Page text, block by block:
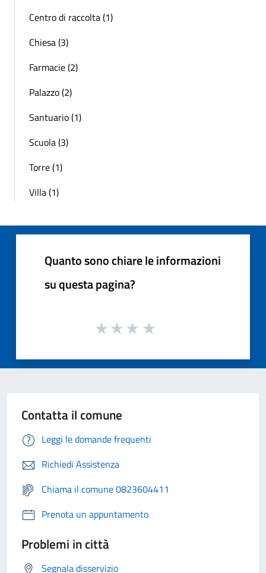
Centro di raccolta (1)
Chiesa (3)
Farmacie (2)
Palazzo (2)
Santuario (1)
Scuola (3)
Torre (1)
Villa (1)
Quanto sono chiare le informazioni
su questa pagina?
Contatta il comune
Leggi le domande frequenti
Richiedi Assistenza
Chiama il comune 0823604411
Prenota un appuntamento
Problemi in città
Segnala disservizio